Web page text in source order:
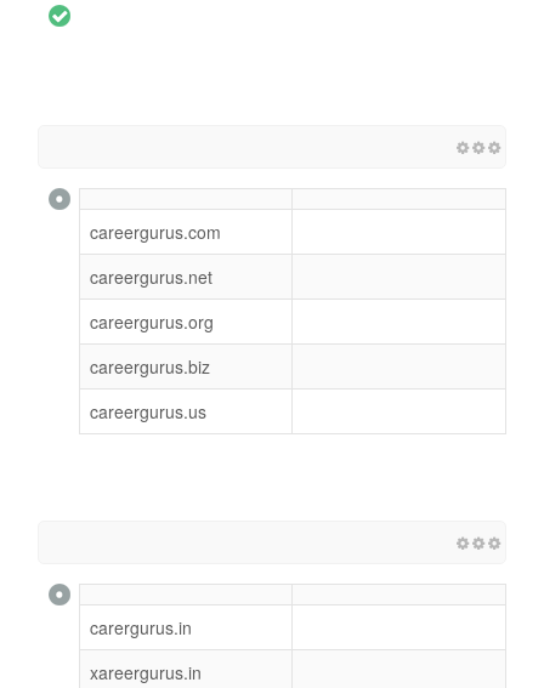
careergurus.com
careergurus.net
careergurus.org
careergurus.biz
careergurus.us
carergurus.in
xareergurus.in